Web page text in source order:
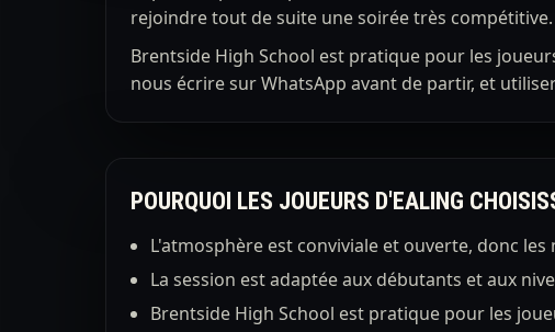
rejoindre tout de suite une soirée très compétitive.
Brentside High School est pratique pour les
nous écrire sur WhatsApp avant de partir, et
POURQUOI LES JOUEURS D'EALING
L'atmosphère est conviviale et ouverte, donc
La session est adaptée aux débutants et aux
Brentside High School est pratique pour les